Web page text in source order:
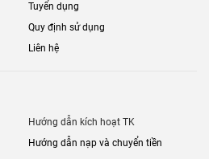
Tuyển dụng
Quy định sử dụng
Liên hệ
Hướng dẫn kích hoạt TK
Hướng dẫn nạp và chuyển tiền